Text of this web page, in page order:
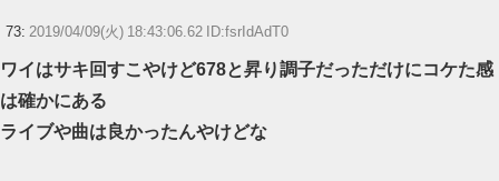
73: 2019/04/09(火) 18:43:06.62 ID:fsrIdAdT0
ワイはサキ回すこやけど678と昇り調子だっただけにコケた感
は確かにある
ライブや曲は良かったんやけどな